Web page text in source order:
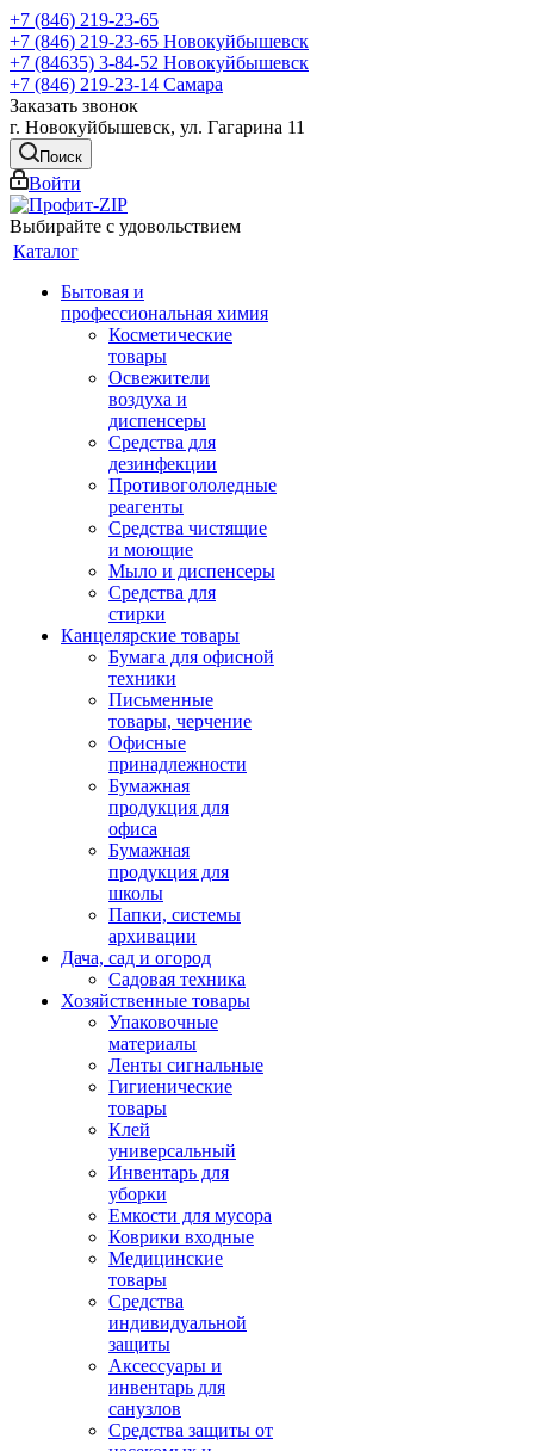
+7 (846) 219-23-65
+7 (846) 219-23-65 Новокуйбышевск
+7 (84635) 3-84-52 Новокуйбышевск
+7 (846) 219-23-14 Самара
Заказать звонок
г. Новокуйбышевск, ул. Гагарина 11
Поиск
Войти
Выбирайте с удовольствием
Каталог
Бытовая и
профессиональная химия
Косметические
товары
Освежители
воздуха и
диспенсеры
Средства для
дезинфекции
Противогололедные
реагенты
Средства чистящие
и моющие
Мыло и диспенсеры
Средства для
стирки
Канцелярские товары
Бумага для офисной
техники
Письменные
товары, черчение
Офисные
принадлежности
Бумажная
продукция для
офиса
Бумажная
продукция для
школы
Папки, системы
архивации
Дача, сад и огород
Садовая техника
Хозяйственные товары
Упаковочные
материалы
Ленты сигнальные
Гигиенические
товары
Клей
универсальный
Инвентарь для
уборки
Емкости для мусора
Коврики входные
Медицинские
товары
Средства
индивидуальной
защиты
Аксессуары и
инвентарь для
санузлов
Средства защиты от